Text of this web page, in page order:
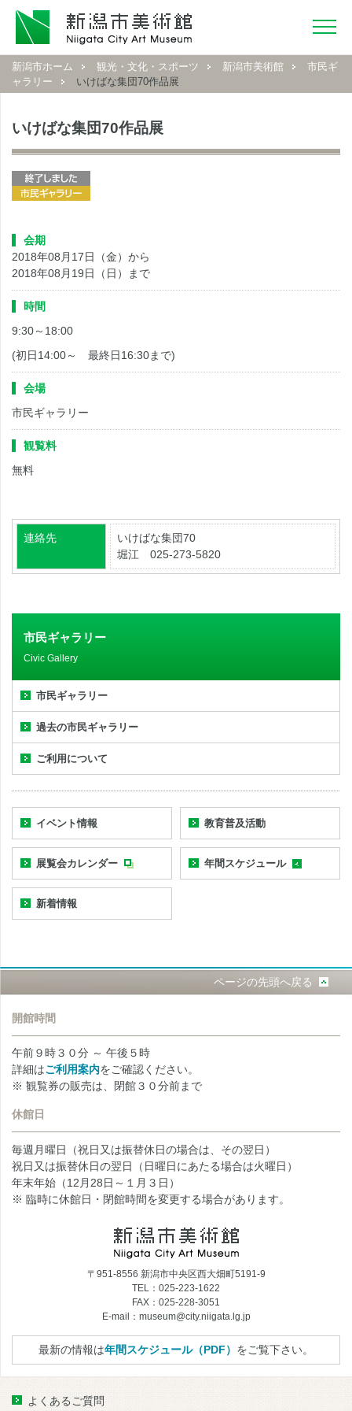
新潟市ホーム 観光・文化・スポーツ 新潟市美術館
市民ギ
ャラリー
いけばな集団70作品展
いけばな集団70作品展
会期
2018年08月17日（金）から
2018年08月19日（日）まで
時間
9:30～18:00
(初日14:00～ 最終日16:30まで)
会場
市民ギャラリー
観覧料
無料
連絡先
いけばな集団70
堀江 025-273-5820
市民ギャラリー
Civic Gallery
市民ギャラリー
過去の市民ギャラリー
ご利用について
イベント情報 教育普及活動
展覧会カレンダー 年間スケジュール
新着情報
ページの先頭へ戻る
開館時間
午前９時３０分 ～ 午後５時
詳細はご利用案内をご確認ください。
※ 観覧券の販売は、閉館３０分前まで
休館日
毎週月曜日（祝日又は振替休日の場合は、その翌日）
祝日又は振替休日の翌日（日曜日にあたる場合は火曜日）
年末年始（12月28日～１月３日）
※ 臨時に休館日・閉館時間を変更する場合があります。
〒951-8556 新潟市中央区西大畑町5191-9
TEL：025-223-1622
FAX：025-228-3051
E-mail：museum@city.niigata.lg.jp
最新の情報は年間スケジュール（PDF） をご覧下さい。
よくあるご質問